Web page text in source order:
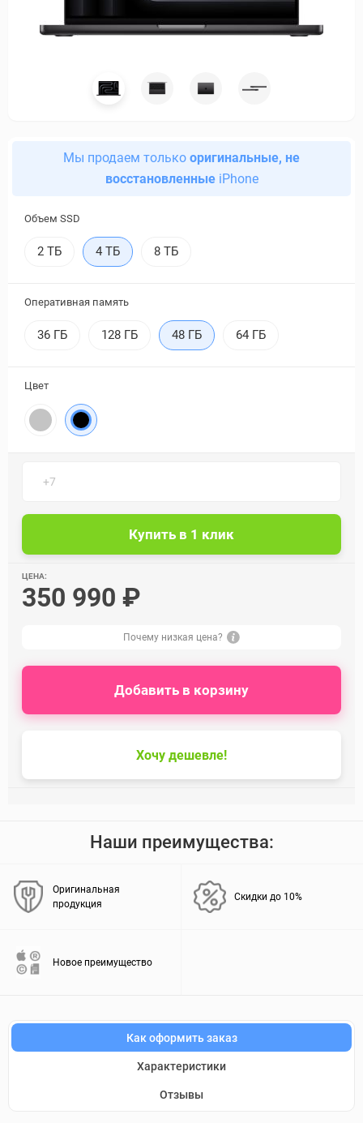
Мы продаем только оригинальные, не
восстановленныеiPhone
Объем SSD
2 ТБ 4 ТБ 8 ТБ
Оперативная память
36 ГБ 128 ГБ 48 ГБ 64 ГБ
Цвет
ЦЕНА:
350 990 ₽
Почему низкая цена?
Хочу дешевле!
Добавить в корзину
Наши преимущества:
Оригинальная
продукция
Скидки до 10%
Новое преимущество
Как оформить заказ
Характеристики
Отзывы